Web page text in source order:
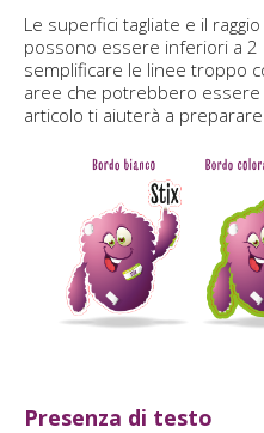
Le superfici tagliate e il
possono essere inferiori a 2
semplificare le linee troppo
aree che potrebbero
articolo ti aiuterà a
Presenza di testo